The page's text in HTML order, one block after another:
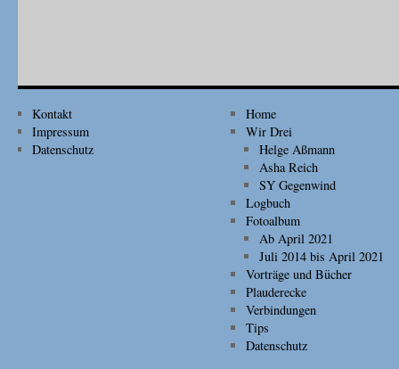
Kontakt
Impressum
Datenschutz
Home
Wir Drei
Helge Aßmann
Asha Reich
SY Gegenwind
Logbuch
Fotoalbum
Ab April 2021
Juli 2014 bis April 2021
Vorträge und Bücher
Plauderecke
Verbindungen
Tips
Datenschutz